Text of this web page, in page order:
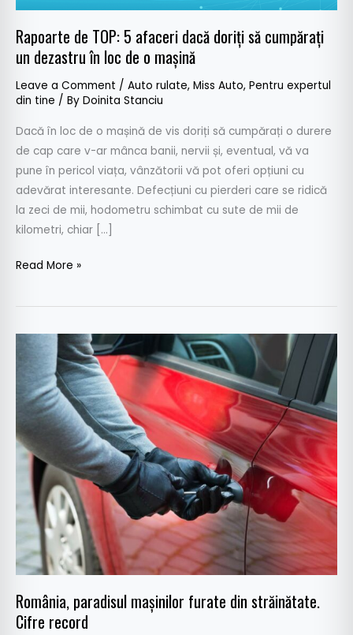
Rapoarte de TOP: 5 afaceri dacă doriți să cumpărați
un dezastru în loc de o mașină
Leave a Comment / Auto rulate, Miss Auto, Pentru expertul
din tine / By Doinita Stanciu
Dacă în loc de o mașină de vis doriți să cumpărați o durere
de cap care v-ar mânca banii, nervii și, eventual, vă va
pune în pericol viața, vânzătorii vă pot oferi opțiuni cu
adevărat interesante. Defecțiuni cu pierderi care se ridică
la zeci de mii, hodometru schimbat cu sute de mii de
kilometri, chiar […]
să
cumpărați
un
dezastru
în
loc
de
o
mașină
Read More »
România, paradisul mașinilor furate din străinătate.
Cifre record
România,
paradisul
mașinilor
furate
din
străinătate.
Cifre
record